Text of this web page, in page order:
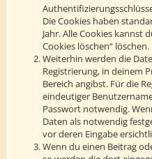
Die Cookies haben
Jahr. Alle Cookies kannst
Cookies löschen“ löschen.
Weiterhin werden die
Registrierung, in deinem
Bereich angibst. Für die
eindeutiger
Passwort notwendig.
Daten als notwendig
vor deren Eingabe
Wenn du einen Beitrag